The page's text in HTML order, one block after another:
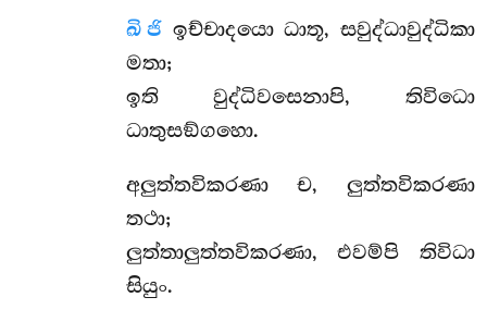
ඛි ජි ඉච්චාදයො ධාතූ, සවුද්ධාවුද්ධිකා
මතා;
ඉති වුද්ධිවසෙනාපි, තිවිධො
ධාතුසඞ්ගහො.
අලුත්තවිකරණා ච, ලුත්තවිකරණා
තථා;
ලුත්තාලුත්තවිකරණා, එවම්පි තිවිධා
සියුං.